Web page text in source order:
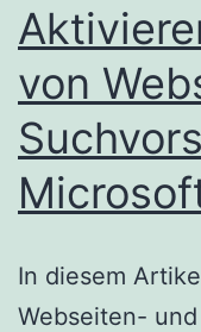
von
In diesem
Webseiten-